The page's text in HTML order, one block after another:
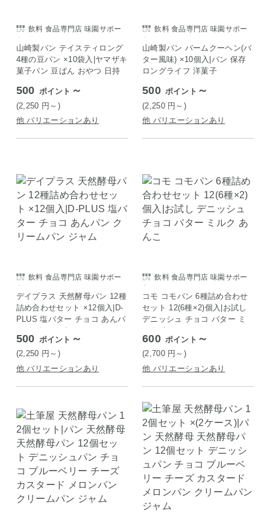
飲料 食品専門店 味園サポー
ト
山崎製パン テイスティロング
4種の豆パン ×10袋入|ヤマザキ
菓子パン 豆ぱん おやつ 日持
500 ポイント ～
(2,250 円 ～)
他 バリエーションあり
飲料 食品専門店 味園サポー
ト
山崎製パン バームクーヘン(バ
ター風味) ×10個入|パン 保存
ロングライフ 洋菓子
500 ポイント ～
(2,250 円 ～)
他 バリエーションあり
飲料 食品専門店 味園サポー
ト
デイプラス 天然酵母パン 12種
詰め合わせセット ×12個入|D-
PLUS 塩バター チョコ あんパ
ン クリームパン ジャム
500 ポイント ～
(2,250 円 ～)
他 バリエーションあり
飲料 食品専門店 味園サポー
ト
コモ コモパン 6種詰め合わせ
セット 12(6種×2)個入|お試し
デニッシュ チョコ バター ミ
ルク あんこ
600 ポイント ～
(2,700 円 ～)
他 バリエーションあり